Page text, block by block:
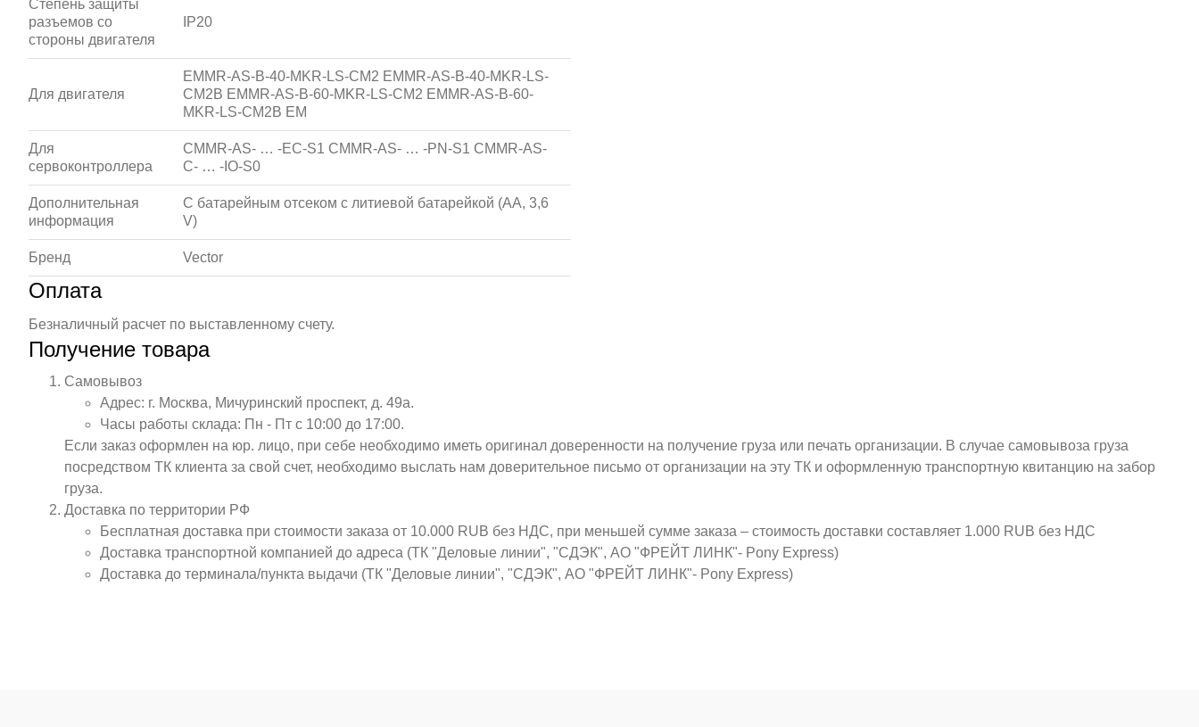
Степень защиты
разъемов со
стороны двигателя
IP20
Для двигателя
EMMR-AS-B-40-MKR-LS-CM2 EMMR-AS-B-40-MKR-LS-
CM2B EMMR-AS-B-60-MKR-LS-CM2 EMMR-AS-B-60-
MKR-LS-CM2B EM
Для
сервоконтроллера
CMMR-AS- … -EC-S1 CMMR-AS- … -PN-S1 CMMR-AS-
C- … -IO-S0
Дополнительная
информация
С батарейным отсеком с литиевой батарейкой (АА, 3,6
V)
Бренд Vector
Оплата
Безналичный расчет по выставленному счету.
Получение товара
Самовывоз
Адрес: г. Москва, Мичуринский проспект, д. 49а.
Часы работы склада: Пн - Пт с 10:00 до 17:00.
Если заказ оформлен на юр. лицо, при себе необходимо иметь оригинал доверенности на получение груза или печать организации. В случае самовывоза груза
посредством ТК клиента за свой счет, необходимо выслать нам доверительное письмо от организации на эту ТК и оформленную транспортную квитанцию на забор
груза.
Доставка по территории РФ
Бесплатная доставка при стоимости заказа от 10.000 RUB без НДС, при меньшей сумме заказа – стоимость доставки составляет 1.000 RUB без НДС
Доставка транспортной компанией до адреса (ТК "Деловые линии", "СДЭК", АО "ФРЕЙТ ЛИНК"- Pony Express)
Доставка до терминала/пункта выдачи (ТК "Деловые линии", "СДЭК", АО "ФРЕЙТ ЛИНК"- Pony Express)